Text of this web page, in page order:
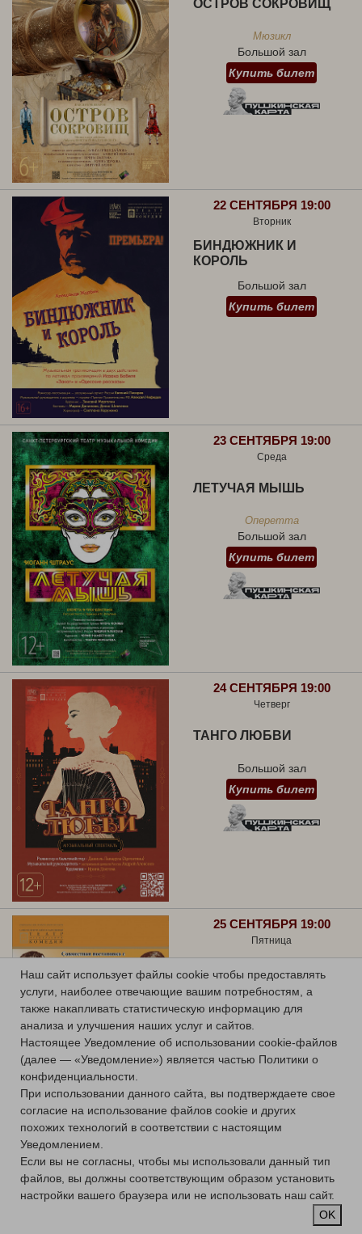
Наш сайт использует файлы cookie чтобы предоставлять
услуги, наиболее отвечающие вашим потребностям, а
также накапливать статистическую информацию для
анализа и улучшения наших услуг и сайтов.
Настоящее Уведомление об использовании cookie-файлов
(далее — «Уведомление») является частью Политики о
конфиденциальности.
При использовании данного сайта, вы подтверждаете свое
согласие на использование файлов cookie и других
похожих технологий в соответствии с настоящим
Уведомлением.
Если вы не согласны, чтобы мы использовали данный тип
файлов, вы должны соответствующим образом установить
настройки вашего браузера или не использовать наш сайт.
OK
ОСТРОВ СОКРОВИЩ
Мюзикл
Большой зал
Купить билет
22 СЕНТЯБРЯ 19:00
Вторник
БИНДЮЖНИК И
КОРОЛЬ
Большой зал
Купить билет
23 СЕНТЯБРЯ 19:00
Среда
ЛЕТУЧАЯ МЫШЬ
Оперетта
Большой зал
Купить билет
24 СЕНТЯБРЯ 19:00
Четверг
ТАНГО ЛЮБВИ
Большой зал
Купить билет
25 СЕНТЯБРЯ 19:00
Пятница
ГРАФИНЯ МАРИЦА
Купить билет
26 СЕНТЯБРЯ 19:00
Суббота
ПРЕМЬЕРА!